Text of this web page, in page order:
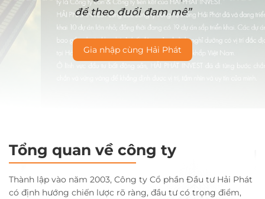
để theo đuổi đam mê”
Gia nhập cùng Hải Phát
Tổng quan về công ty
Thành lập vào năm 2003, Công ty Cổ phần Đầu tư Hải Phát
có định hướng chiến lược rõ ràng, đầu tư có trọng điểm,